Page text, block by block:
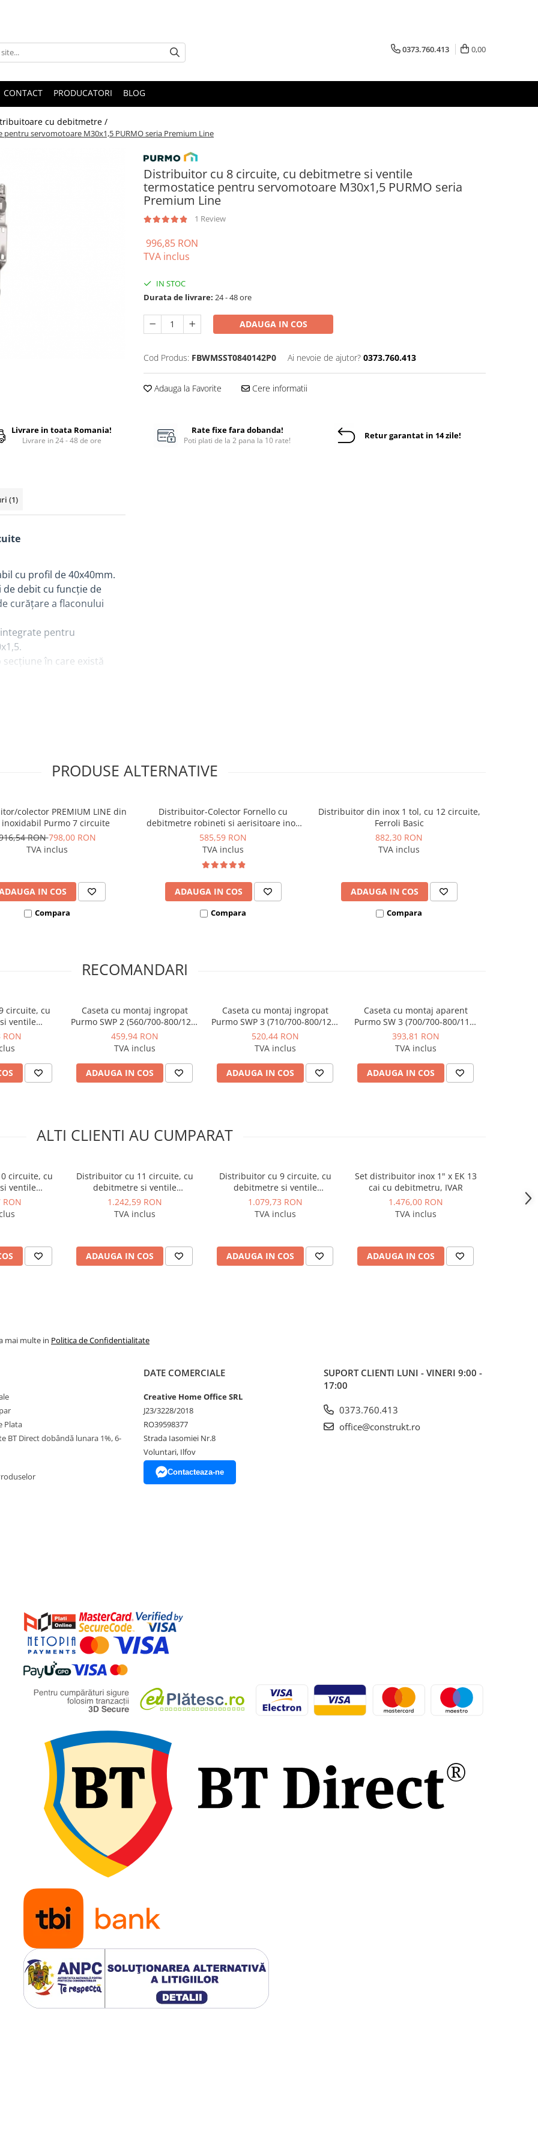
0373.760.413 0,00
CONTACT PRODUCATORI BLOG
cu debitmetre /
servomotoare M30x1,5 PURMO seria Premium Line
Distribuitor cu 8 circuite, cu debitmetre si ventile
termostatice pentru servomotoare M30x1,5 PURMO seria
Premium Line
1 Review
996,85 RON
TVA inclus
IN STOC
Durata de livrare: 24 - 48 ore
ADAUGA IN COS
Cod Produs: FBWMSST0840142P0 Ai nevoie de ajutor? 0373.760.413
Adauga la Favorite Cere informatii
Livrare in toata Romania!
Livrare in 24 - 48 de ore
Rate fixe fara dobanda!
Poti plati de la 2 pana la 10 rate! Retur garantat in 14 zile!
(1)
cu profil de 40x40mm.
debit cu funcție de
curățare a flaconului
pentru
în care există
accesoriilor din
foarte important, în
perete sau tavan,
în cazul sistemelor
sunt potrivite
eurocon ¾”
Setul include și
dibluri de fixare
PRODUSE ALTERNATIVE
colector PREMIUM LINE din
inoxidabil Purmo 7 circuite
RON798,00 RON
TVA inclus
IN COS
Compara
Distribuitor-Colector Fornello cu
debitmetre robineti si aerisitoare inox
filet interior 7 cai 1 tol
585,59 RON
TVA inclus
ADAUGA IN COS
Compara
Distribuitor din inox 1 tol, cu 12 circuite,
Ferroli Basic
882,30 RON
TVA inclus
ADAUGA IN COS
Compara
RECOMANDARI
circuite, cu
ventile
pentru
PURMO
RON
Caseta cu montaj ingropat
Purmo SWP 2 (560/700-800/120-
170) pentru distribuitor
459,94 RON
TVA inclus
ADAUGA IN COS
Caseta cu montaj ingropat
Purmo SWP 3 (710/700-800/120-
170) pentru distribuitor
520,44 RON
TVA inclus
ADAUGA IN COS
Caseta cu montaj aparent
Purmo SW 3 (700/700-800/110)
pentru distribuitor
393,81 RON
TVA inclus
ADAUGA IN COS
ALTI CLIENTI AU CUMPARAT
circuite, cu
ventile
pentru
PURMO
RON
Distribuitor cu 11 circuite, cu
debitmetre si ventile
termostatice pentru
servomotoare M30x1,5 PURMO
1.242,59 RON
TVA inclus
ADAUGA IN COS
Distribuitor cu 9 circuite, cu
debitmetre si ventile
termostatice pentru
servomotoare M30x1,5 PURMO
1.079,73 RON
TVA inclus
ADAUGA IN COS
Set distribuitor inox 1" x EK 13
cai cu debitmetru, IVAR
1.476,00 RON
TVA inclus
ADAUGA IN COS
complet
mai multe in Politica de Confidentialitate
Plata
BT Direct dobândă lunara 1%, 6-
DATE COMERCIALE
Creative Home Office SRL
J23/3228/2018
RO39598377
Strada Iasomiei Nr.8
Voluntari, Ilfov
Contacteaza-ne
SUPORT CLIENTI LUNI - VINERI 9:00 -
17:00
0373.760.413
office@construkt.ro